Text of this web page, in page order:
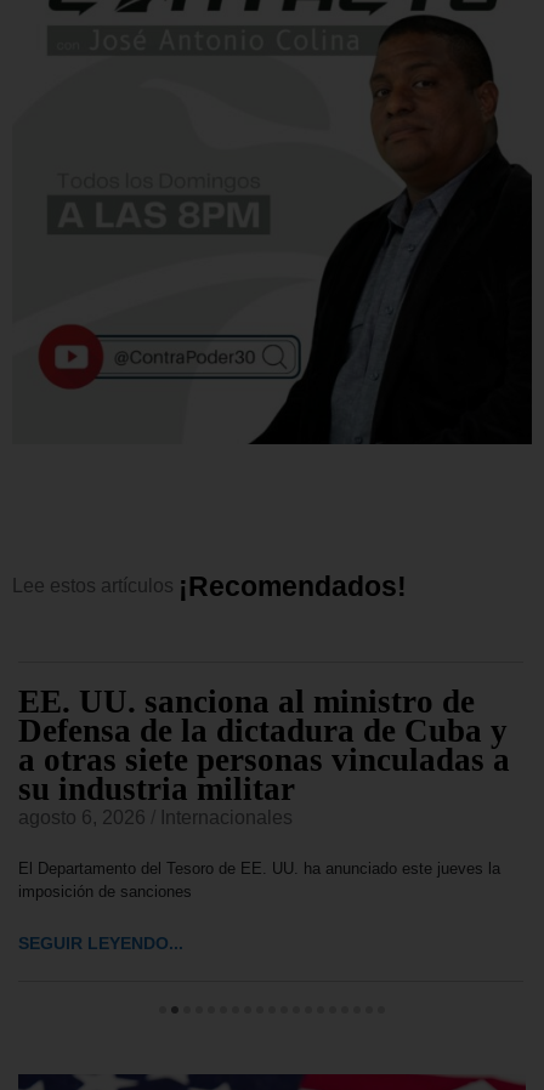
Lee estos artículos ¡Recomend ad os!
EE. UU. sanciona al ministro de
Defensa de la dictadura de Cuba y
a otras siete personas vinculadas a
su industria militar
agosto 6, 2026 Internacionales
El Departamento del Tesoro de EE. UU. ha anunciado este jueves la
imposición de sanciones
SEGUIR LEYENDO...